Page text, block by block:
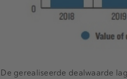
De gerealiseerde dealwaarde